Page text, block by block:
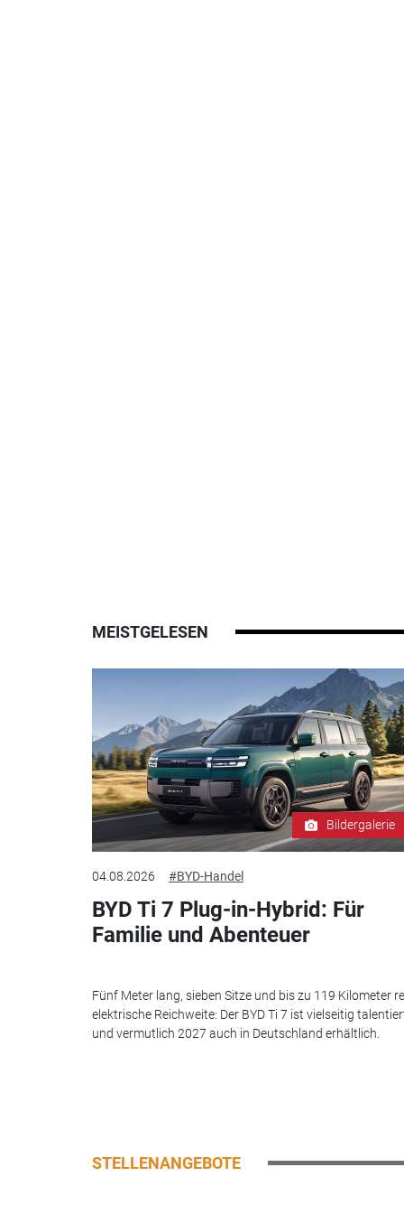
MEISTGELESEN
Bildergalerie
04.08.2026 #BYD-Handel
BYD Ti 7 Plug-in-Hybrid: Für
Familie und Abenteuer
Fünf Meter lang, sieben Sitze und bis zu 119 Kilometer
elektrische Reichweite: Der BYD Ti 7 ist vielseitig
und vermutlich 2027 auch in Deutschland erhältlich.
STELLENANGEBOTE